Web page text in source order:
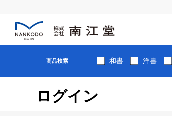
商品検索 和書 洋書
ログイン